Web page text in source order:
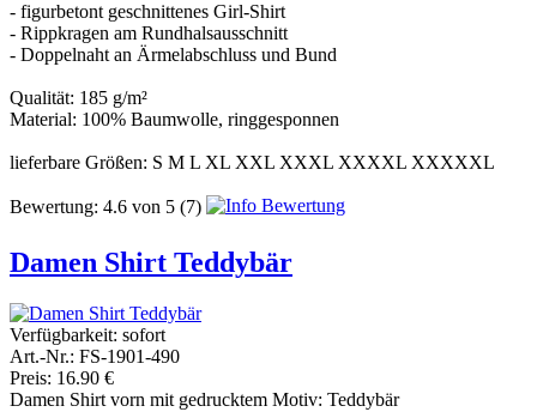
- figurbetont geschnittenes Girl-Shirt
- Rippkragen am Rundhalsausschnitt
- Doppelnaht an Ärmelabschluss und Bund
Qualität: 185 g/m²
Material: 100% Baumwolle, ringgesponnen
lieferbare Größen: S M L XL XXL XXXL XXXXL XXXXXL
Bewertung: 4.6 von 5 (7)
Damen Shirt Teddybär
Verfügbarkeit: sofort
Art.-Nr.: FS-1901-490
Preis: 16.90 €
Damen Shirt vorn mit gedrucktem Motiv: Teddybär